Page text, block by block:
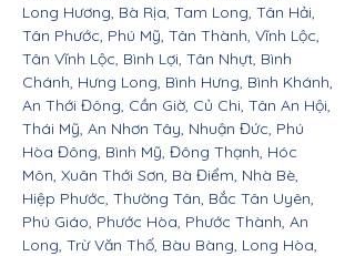
Long Hương, Bà Rịa, Tam Long, Tân Hải,
Tân Phước, Phú Mỹ, Tân Thành, Vĩnh Lộc,
Tân Vĩnh Lộc, Bình Lợi, Tân Nhựt, Bình
Chánh, Hưng Long, Bình Hưng, Bình Khánh,
An Thới Đông, Cần Giờ, Củ Chi, Tân An Hội,
Thái Mỹ, An Nhơn Tây, Nhuận Đức, Phú
Hòa Đông, Bình Mỹ, Đông Thạnh, Hóc
Môn, Xuân Thới Sơn, Bà Điểm, Nhà Bè,
Hiệp Phước, Thường Tân, Bắc Tân Uyên,
Phú Giáo, Phước Hòa, Phước Thành, An
Long, Trừ Văn Thố, Bàu Bàng, Long Hòa,